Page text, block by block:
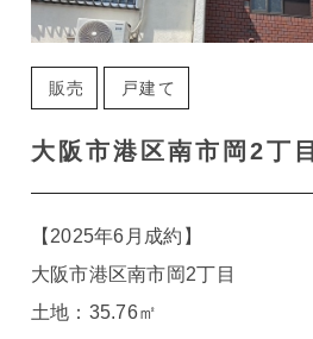
販売 戸建て
大阪市港区南市岡2丁目
【2025年6月成約】
大阪市港区南市岡2丁目
土地：35.76㎡